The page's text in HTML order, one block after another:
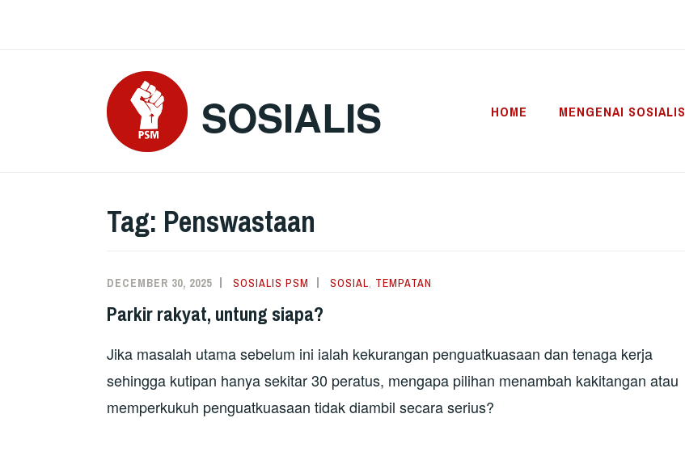
SOSIALIS HOME MENGENAI SOSIALIS
Tag: Penswastaan
DECEMBER 30, 2025 SOSIALIS PSM SOSIAL TEMPATAN
Parkir rakyat, untung siapa?
Jika masalah utama sebelum ini ialah kekurangan penguatkuasaan dan tenaga kerja
sehingga kutipan hanya sekitar 30 peratus, mengapa pilihan menambah kakitangan atau
memperkukuh penguatkuasaan tidak diambil secara serius?